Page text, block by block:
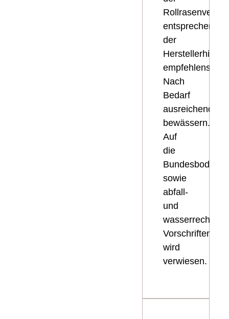
entsprechend
der
Nach
Bedarf
ausreichend
bewässern.
Auf
die
sowie
abfall-
und
Vorschriften
wird
verwiesen.